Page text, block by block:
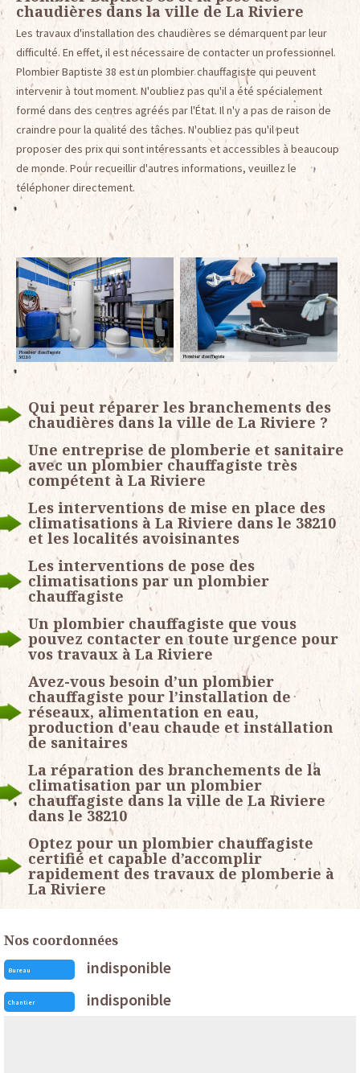
chaudières dans la ville de La Riviere
Les travaux d'installation des chaudières se démarquent par leur
difficulté. En effet, il est nécessaire de contacter un professionnel.
Plombier Baptiste 38 est un plombier chauffagiste qui peuvent
intervenir à tout moment. N'oubliez pas qu'il a été spécialement
formé dans des centres agréés par l'État. Il n'y a pas de raison de
craindre pour la qualité des tâches. N'oubliez pas qu'il peut
proposer des prix qui sont intéressants et accessibles à beaucoup
de monde. Pour recueillir d'autres informations, veuillez le
téléphoner directement.
Qui peut réparer les branchements des
chaudières dans la ville de La Riviere ?
Une entreprise de plomberie et sanitaire
avec un plombier chauffagiste très
compétent à La Riviere
Les interventions de mise en place des
climatisations à La Riviere dans le 38210
et les localités avoisinantes
Les interventions de pose des
climatisations par un plombier
chauffagiste
Un plombier chauffagiste que vous
pouvez contacter en toute urgence pour
vos travaux à La Riviere
Avez-vous besoin d’un plombier
chauffagiste pour l’installation de
réseaux, alimentation en eau,
production d'eau chaude et installation
de sanitaires
La réparation des branchements de la
climatisation par un plombier
chauffagiste dans la ville de La Riviere
dans le 38210
Optez pour un plombier chauffagiste
certifié et capable d’accomplir
rapidement des travaux de plomberie à
La Riviere
Nos coordonnées
Bureau indisponible
Chantier indisponible